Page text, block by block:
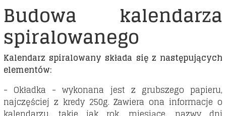
Budowa kalendarza
spiralowanego
Kalendarz spiralowany składa się z następujących
elementów:
- Okładka - wykonana jest z grubszego papieru,
najczęściej z kredy 250g. Zawiera ona informacje o